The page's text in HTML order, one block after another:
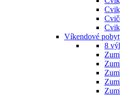
Víkendové
8